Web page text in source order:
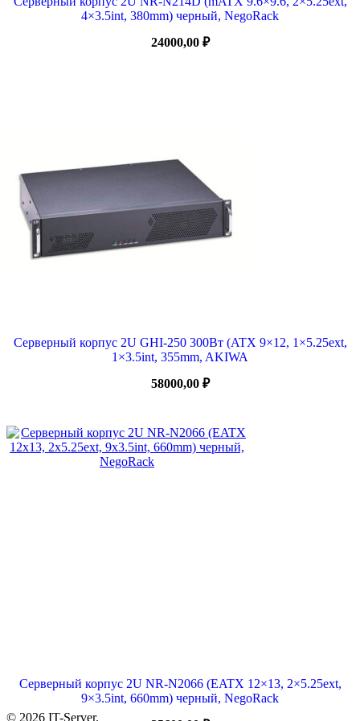
4×3.5int, 380mm) черный, NegoRack
24000,00 ₽
Серверный корпус 2U GHI-250 300Вт (ATX 9×12, 1×5.25ext,
1×3.5int, 355mm, AKIWA
58000,00 ₽
Серверный корпус 2U NR-N2066 (EATX 12×13, 2×5.25ext,
9×3.5int, 660mm) черный, NegoRack
© 2026 IT-Server.